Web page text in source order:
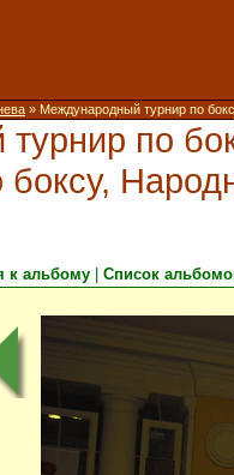
» Международный турнир по
по
боксу,
к альбому Список